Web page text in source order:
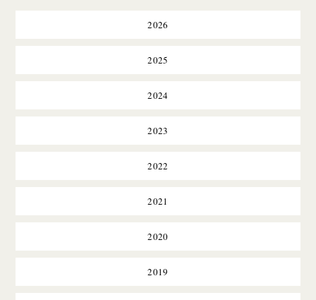
2026
2025
2024
2023
2022
2021
2020
2019